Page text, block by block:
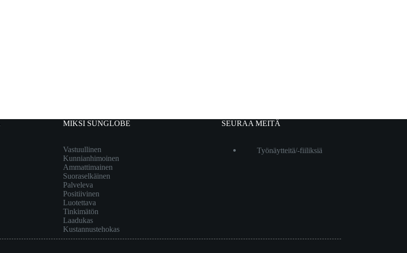
MIKSI SUNGLOBE
Vastuullinen
Kunnianhimoinen
Ammattimainen
Suoraselkäinen
Palveleva
Positiivinen
Luotettava
Tinkimätön
Laadukas
Kustannustehokas
SEURAA MEITÄ
Työnäytteitä/-fiiliksiä